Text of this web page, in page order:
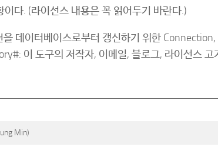
이다. (라이선스 내용은 꼭 읽어두기 바란다.)
데이터베이스로부터 갱신하기 위한 Connection,
이 도구의 저작자, 이메일, 블로그, 라이선스 고
Min)